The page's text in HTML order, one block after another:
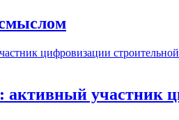
активный участник